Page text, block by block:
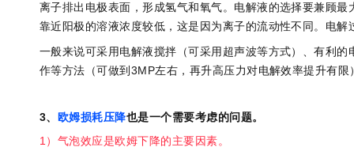
离子排出电极表面，形成氢气和氧气。电解液的选择要兼顾
靠近阳极的溶液浓度较低，这是因为离子的流动性不同。电
一般来说可采用电解液搅拌（可采用超声波等方式）、有利
作等方法（可做到3MP左右，再升高压力对电解效率提升有
3、 欧姆损耗压降也是一个需要考虑的问题。
1）气泡效应是欧姆下降的主要因素。